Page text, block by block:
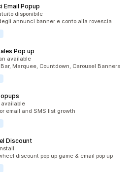
Email Popup
disponibile
annunci banner e conto alla rovescia
Pop up
available
Marquee, Countdown, Carousel Banners
available
email and SMS list growth
Discount
discount pop up game & email pop up